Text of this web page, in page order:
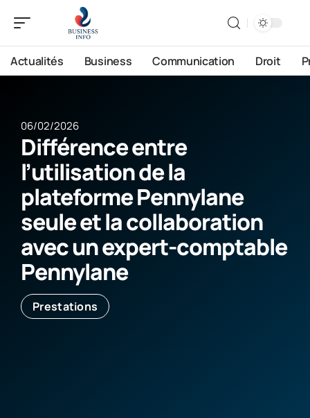
Actualités Business Communication Droit
06/02/2026
Différence entre
l’utilisation de la
plateforme Pennylane
seule et la collaboration
avec un expert-comptable
Pennylane
Prestations